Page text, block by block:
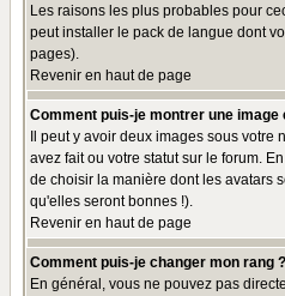
Les raisons les plus probables pour
peut installer le pack de langue dont
pages).
Revenir en haut de page
Comment puis-je montrer une
Il peut y avoir deux images sous
avez fait ou votre statut sur le forum.
de choisir la manière dont les avatars
qu'elles seront bonnes !).
Revenir en haut de page
Comment puis-je changer mon rang ?
En général, vous ne pouvez pas